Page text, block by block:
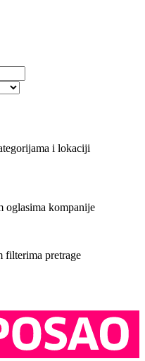
i lokaciji
oglasima kompanije
filterima pretrage